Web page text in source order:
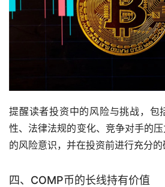
提醒读者投资中的风险与挑战，包
性、法律法规的变化、竞争对手的
的风险意识，并在投资前进行充分的
四、COMP币的长线持有价值